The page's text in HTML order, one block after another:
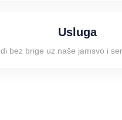
Usluga
bez brige uz naše jamsvo i